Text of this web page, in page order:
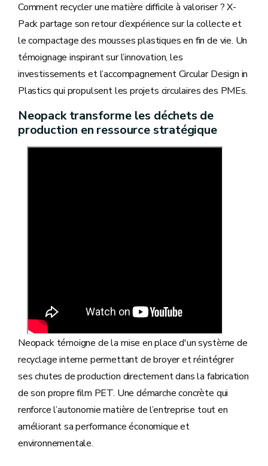
Comment recycler une matière difficile à valoriser ? X-
Pack partage son retour d’expérience sur la collecte et
le compactage des mousses plastiques en fin de vie. Un
témoignage inspirant sur l’innovation, les
investissements et l’accompagnement Circular Design in
Plastics qui propulsent les projets circulaires des PMEs.
Neopack transforme les déchets de
production en ressource stratégique
Neopack témoigne de la mise en place d'un système de
recyclage interne permettant de broyer et réintégrer
ses chutes de production directement dans la fabrication
de son propre film PET. Une démarche concrète qui
renforce l’autonomie matière de l’entreprise tout en
améliorant sa performance économique et
environnementale.